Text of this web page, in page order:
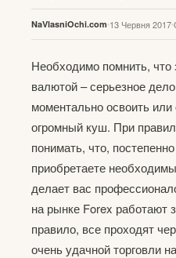
NaVlasniOchi.com 13 Червня 2017
Необходимо помнить, что
валютой – серьезное
моментально освоить
огромный куш. При
понимать, что,
приобретаете
делает вас
на рынке Forex работают
правило, все проходят
очень удачной торговли